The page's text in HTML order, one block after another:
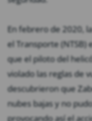
En febrero de 2020,
el Transporte
que el piloto del
violado las reglas de
descubrieron que
nubes bajas y no
provocando así el